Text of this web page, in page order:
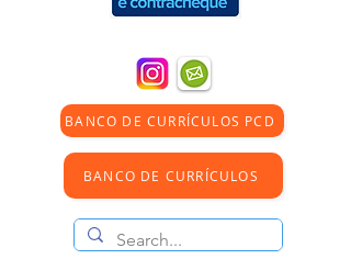
BANCO DE CURRÍCULOS PCD
BANCO DE CURRÍCULOS